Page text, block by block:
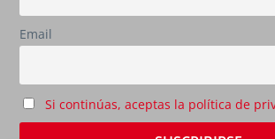
Email
Si continúas, aceptas la política de